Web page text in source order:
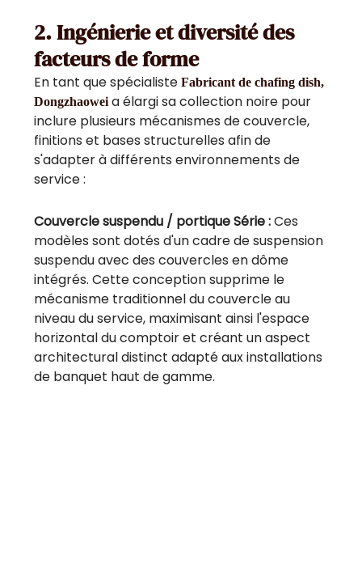
2. Ingénierie et diversité des
facteurs de forme
En tant que spécialiste Fabricant de chafing dish,
Dongzhaowei a élargi sa collection noire pour
inclure plusieurs mécanismes de couvercle,
finitions et bases structurelles afin de
s'adapter à différents environnements de
service :
Couvercle suspendu / portique Série :Ces
modèles sont dotés d'un cadre de suspension
suspendu avec des couvercles en dôme
intégrés. Cette conception supprime le
mécanisme traditionnel du couvercle au
niveau du service, maximisant ainsi l'espace
horizontal du comptoir et créant un aspect
architectural distinct adapté aux installations
de banquet haut de gamme.